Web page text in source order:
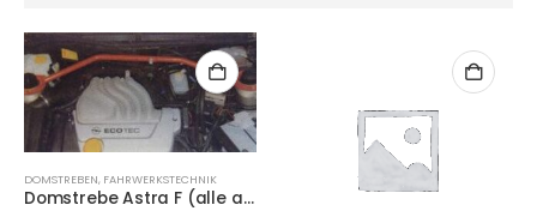
DOMSTREBEN, FAHRWERKSTECHNIK
Domstrebe Astra F (alle außer 2.0L 85kW und 110kW) vorne